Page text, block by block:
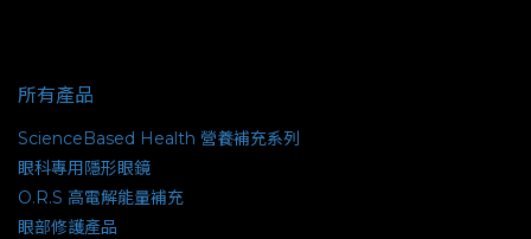
所有產品
ScienceBased Health 營養補充系列
眼科專用隱形眼鏡
O.R.S 高電解能量補充
眼部修護產品